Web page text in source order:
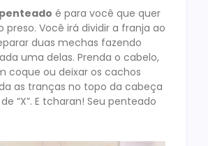
é para você que quer
preso. Você irá dividir a franja ao
duas mechas fazendo
uma delas. Prenda o cabelo,
coque ou deixar os cachos
as tranças no topo da cabeça
“X”. E tcharan! Seu penteado